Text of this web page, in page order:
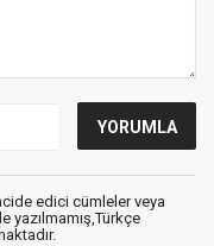
edici cümleler veya
yazılmamış,Türkçe